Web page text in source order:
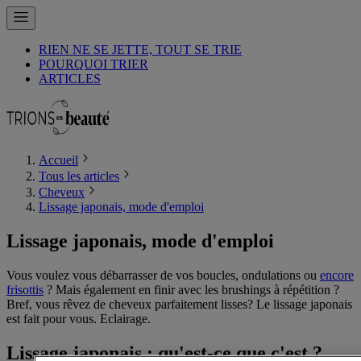
RIEN NE SE JETTE, TOUT SE TRIE
POURQUOI TRIER
ARTICLES
Accueil
Tous les articles
Cheveux
Lissage japonais, mode d'emploi
Lissage japonais, mode d'emploi
Vous voulez vous débarrasser de vos boucles, ondulations ou encore
frisottis ? Mais également en finir avec les brushings à répétition ?
Bref, vous rêvez de cheveux parfaitement lisses? Le lissage japonais
est fait pour vous. Eclairage.
Lissage japonais : qu'est-ce que c'est ?